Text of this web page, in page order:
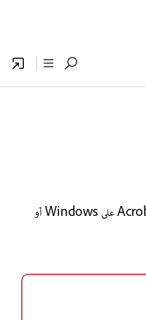
تعرّف على كيفية تنزيل وتثبيت Acrobat 2020 على Windows أو